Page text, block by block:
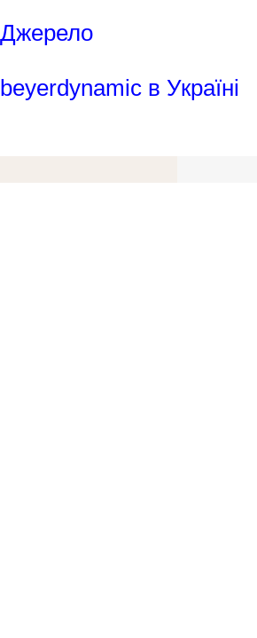
Джерело
beyerdynamic в Україні